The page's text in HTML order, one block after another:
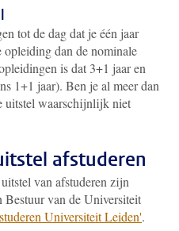
tot de dag dat je één jaar
opleiding dan de nominale
is dat 3+1 jaar en
1+1 jaar). Ben je al meer dan
uitstel waarschijnlijk niet
afstuderen
van afstuderen zijn
Bestuur van de Universiteit
Universiteit Leiden'.